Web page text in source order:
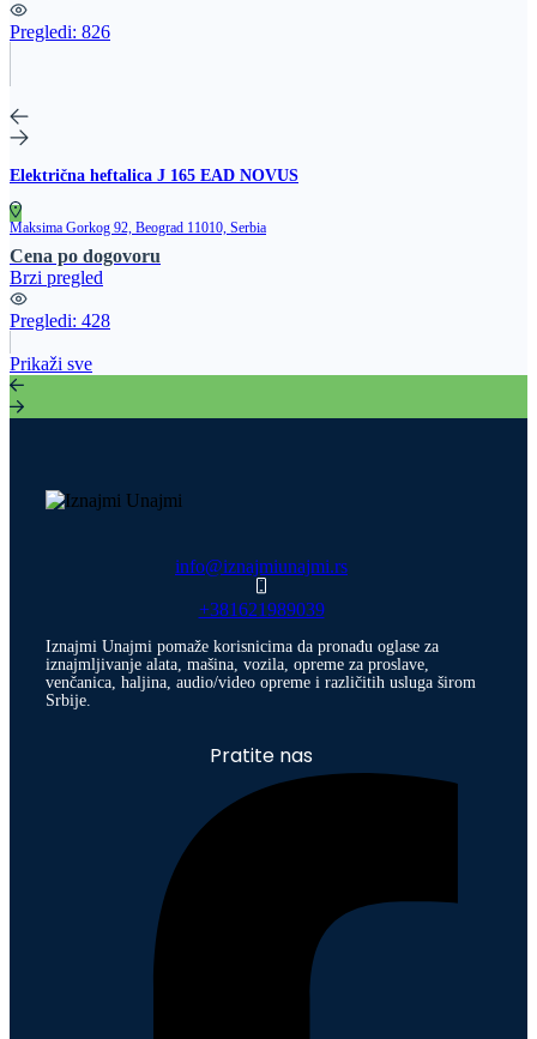
Pregledi: 826
Električna heftalica J 165 EAD NOVUS
Maksima Gorkog 92, Beograd 11010, Serbia
Cena po dogovoru
Brzi pregled
Pregledi: 428
Prikaži sve
info@iznajmiunajmi.rs
+381621989039
Iznajmi Unajmi pomaže korisnicima da pronađu oglase za
iznajmljivanje alata, mašina, vozila, opreme za proslave,
venčanica, haljina, audio/video opreme i različitih usluga širom
Srbije.
Pratite nas